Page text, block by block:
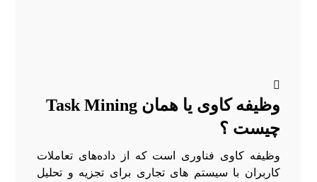
وظیفه کاوی یا همان Task Mining
چیست ؟
وظیفه کاوی فناوری است که از داده‌های تعاملات
کاربران با سیستم های تجاری برای تجزیه و تحلیل